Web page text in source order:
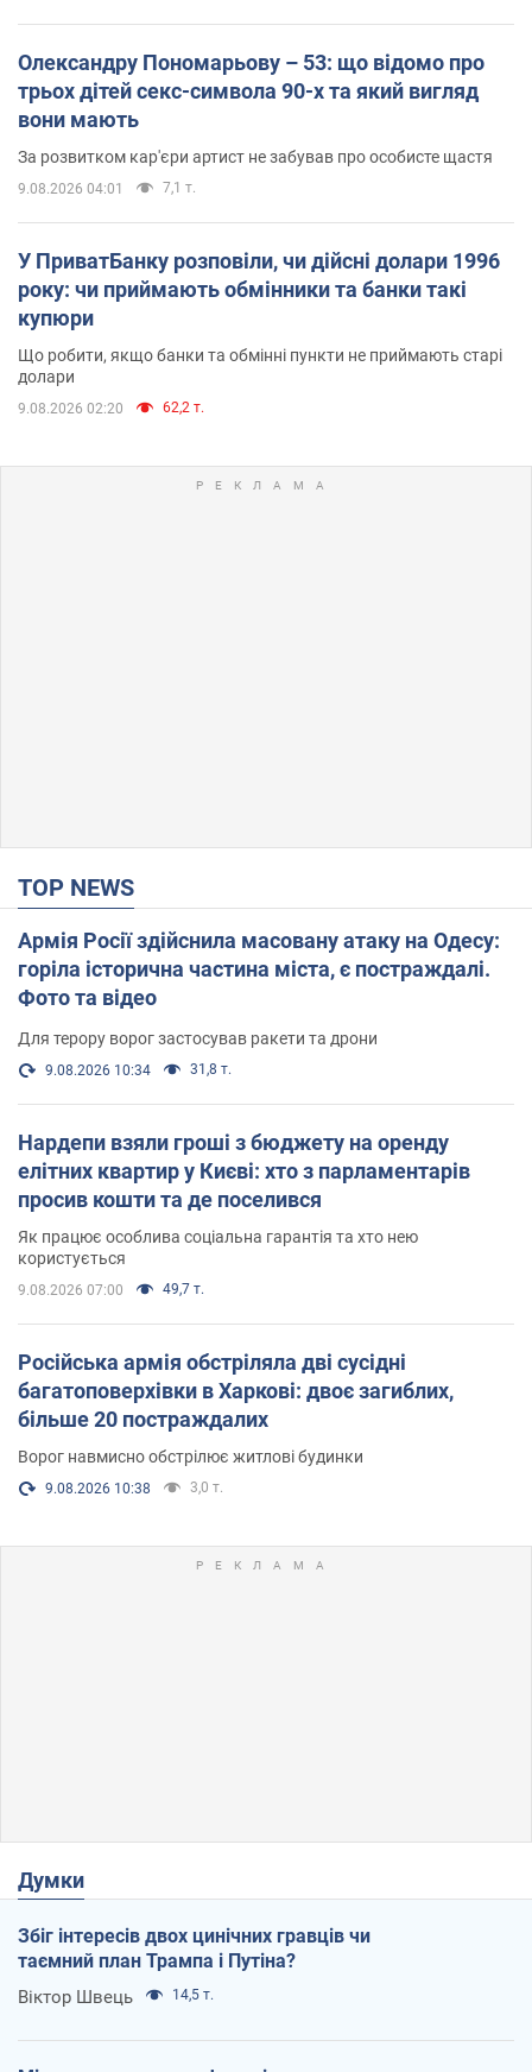
Олександру Пономарьову – 53: що відомо про
трьох дітей секс-символа 90-х та який вигляд
вони мають
За розвитком кар'єри артист не забував про особисте щастя
9.08.2026 04:01 7,1 т.
У ПриватБанку розповіли, чи дійсні долари 1996
року: чи приймають обмінники та банки такі
купюри
Що робити, якщо банки та обмінні пункти не приймають старі
долари
9.08.2026 02:20 62,2 т.
TOP NEWS
Армія Росії здійснила масовану атаку на Одесу:
горіла історична частина міста, є постраждалі.
Фото та відео
Для терору ворог застосував ракети та дрони
9.08.2026 10:34 31,8 т.
Нардепи взяли гроші з бюджету на оренду
елітних квартир у Києві: хто з парламентарів
просив кошти та де поселився
Як працює особлива соціальна гарантія та хто нею
користується
9.08.2026 07:00 49,7 т.
Російська армія обстріляла дві сусідні
багатоповерхівки в Харкові: двоє загиблих,
більше 20 постраждалих
Ворог навмисно обстрілює житлові будинки
9.08.2026 10:38 3,0 т.
Думки
Збіг інтересів двох цинічних гравців чи
таємний план Трампа і Путіна?
Віктор Швець 14,5 т.